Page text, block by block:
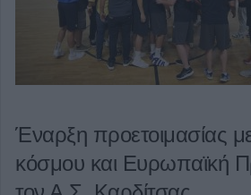
Έναρξη προετοιμασίας
κόσμου και Ευρωπαϊκή